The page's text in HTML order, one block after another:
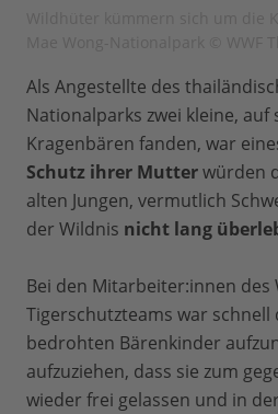
Als Angestellte des
Nationalparks zwei kleine, auf
Kragenbären fanden, war
Schutz ihrer Mutterwürden
alten Jungen, vermutlich
der Wildnis nicht lang
Bei den Mitarbeiter:innen des
Tigerschutzteams war schnell
bedrohten Bärenkinder
aufzuziehen, dass sie zum
wieder frei gelassen und in